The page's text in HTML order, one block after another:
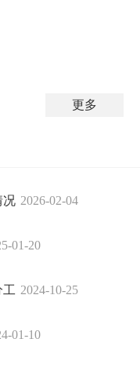
更多
况 2026-02-04
01-20
2024-10-25
01-10